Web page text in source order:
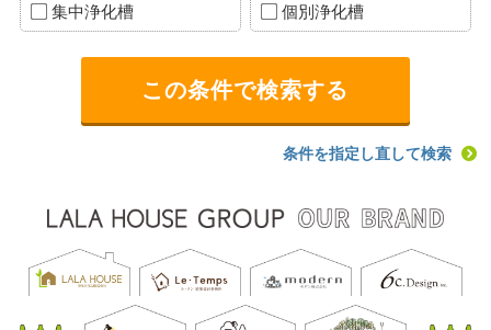
集中浄化槽 個別浄化槽
条件を指定し直して検索